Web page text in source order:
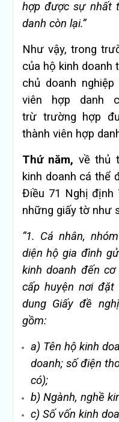
hợp được sự nhất
danh còn lại.”
Như vậy, trong
của hộ kinh doanh
chủ doanh
viên hợp danh
trừ trường hợp
thành viên hợp
Thứ năm, về thủ
kinh doanh cá thể
Điều 71 Nghị định
những giấy tờ như
“1. Cá nhân,
diện hộ gia đình
kinh doanh đến
cấp huyện nơi
dung Giấy đề
gồm:
a) Tên hộ kinh
doanh; số điện
có);
b) Ngành, nghề
c) Số vốn kinh